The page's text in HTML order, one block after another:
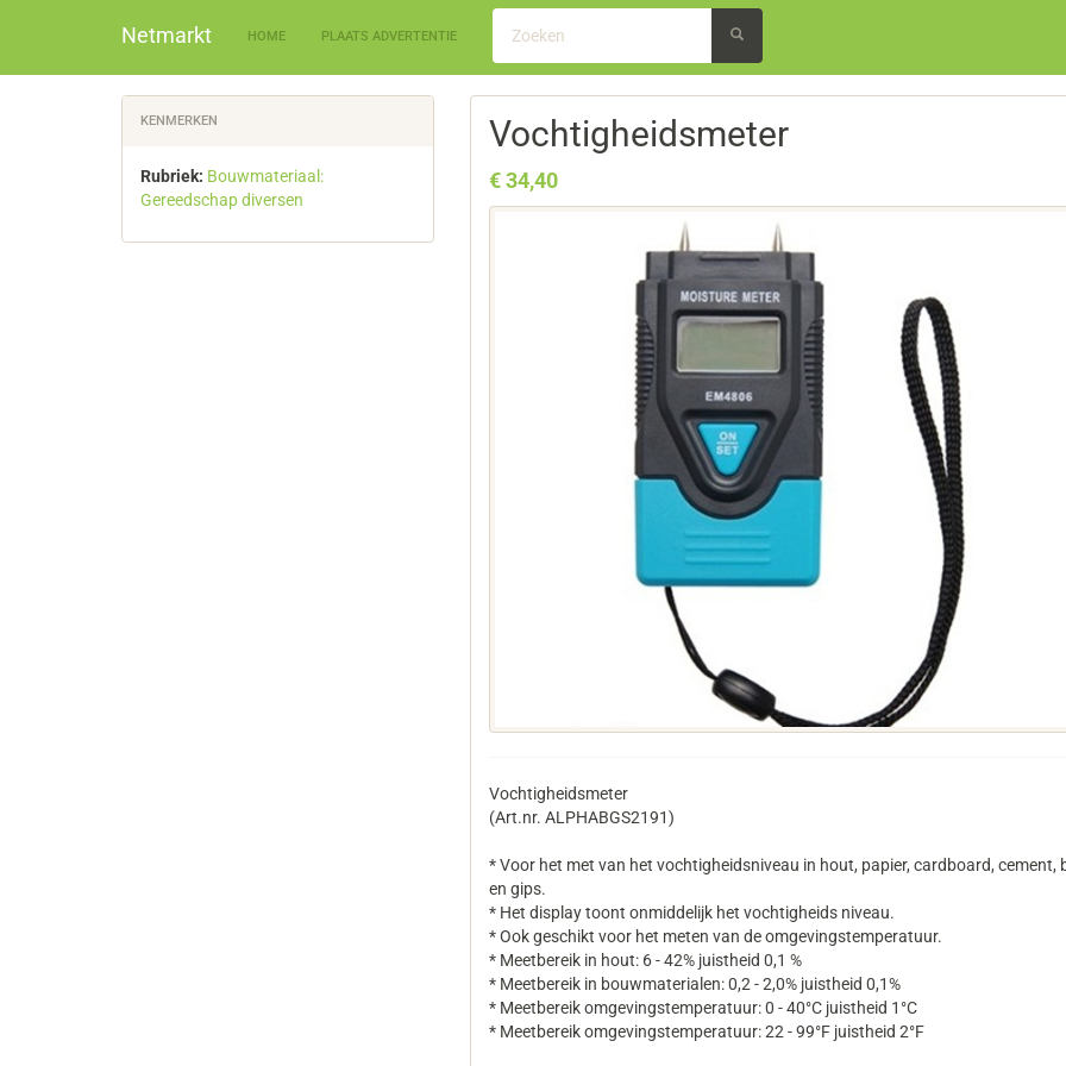
Netmarkt HOME PLAATS ADVERTENTIE
Vochtigheidsmeter
€ 34,40
Vochtigheidsmeter
(Art.nr. ALPHABGS2191)
* Voor het met van het vochtigheidsniveau in hout, papier, cardboard, cement,
en gips.
* Het display toont onmiddelijk het vochtigheids niveau.
* Ook geschikt voor het meten van de omgevingstemperatuur.
* Meetbereik in hout: 6 - 42% juistheid 0,1 %
* Meetbereik in bouwmaterialen: 0,2 - 2,0% juistheid 0,1%
* Meetbereik omgevingstemperatuur: 0 - 40°C juistheid 1°C
* Meetbereik omgevingstemperatuur: 22 - 99°F juistheid 2°F
KENMERKEN
Rubriek: Bouwmateriaal:
Gereedschap diversen